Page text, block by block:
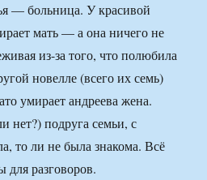
— больница. У красивой
мать — а она ничего не
из-за того, что полюбила
новелле (всего их семь)
умирает андреева жена.
нет?) подруга семьи, с
то ли не была знакома. Всё
разговоров.